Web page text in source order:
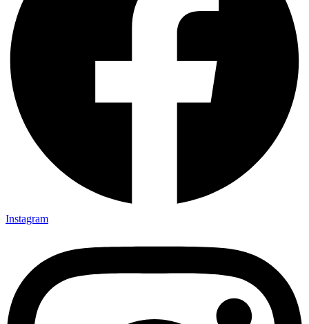
Instagram